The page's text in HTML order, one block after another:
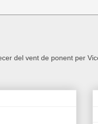
del vent de ponent per